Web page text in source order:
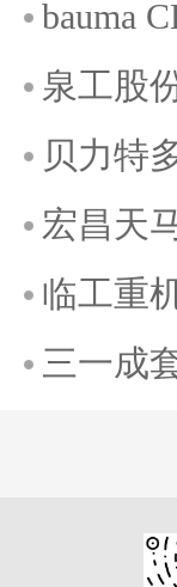
bauma
泉工股
贝力特
宏昌天
临工重
三一成